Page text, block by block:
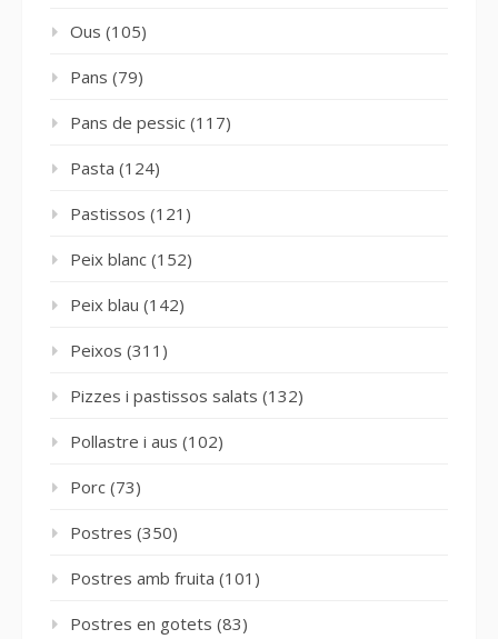
Ous (105)
Pans (79)
Pans de pessic (117)
Pasta (124)
Pastissos (121)
Peix blanc (152)
Peix blau (142)
Peixos (311)
Pizzes i pastissos salats (132)
Pollastre i aus (102)
Porc (73)
Postres (350)
Postres amb fruita (101)
Postres en gotets (83)